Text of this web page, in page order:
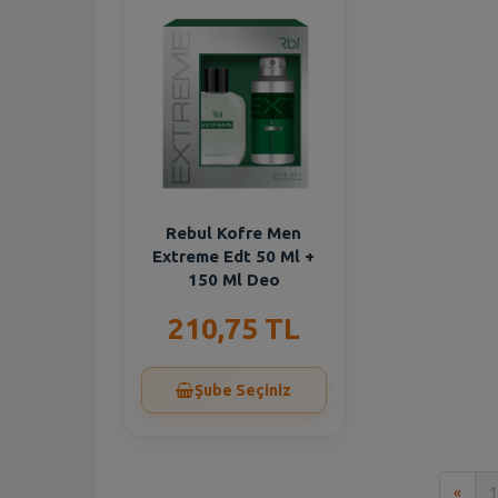
Rebul Kofre Men
Extreme Edt 50 Ml +
150 Ml Deo
210,75 TL
Şube Seçiniz
« 1